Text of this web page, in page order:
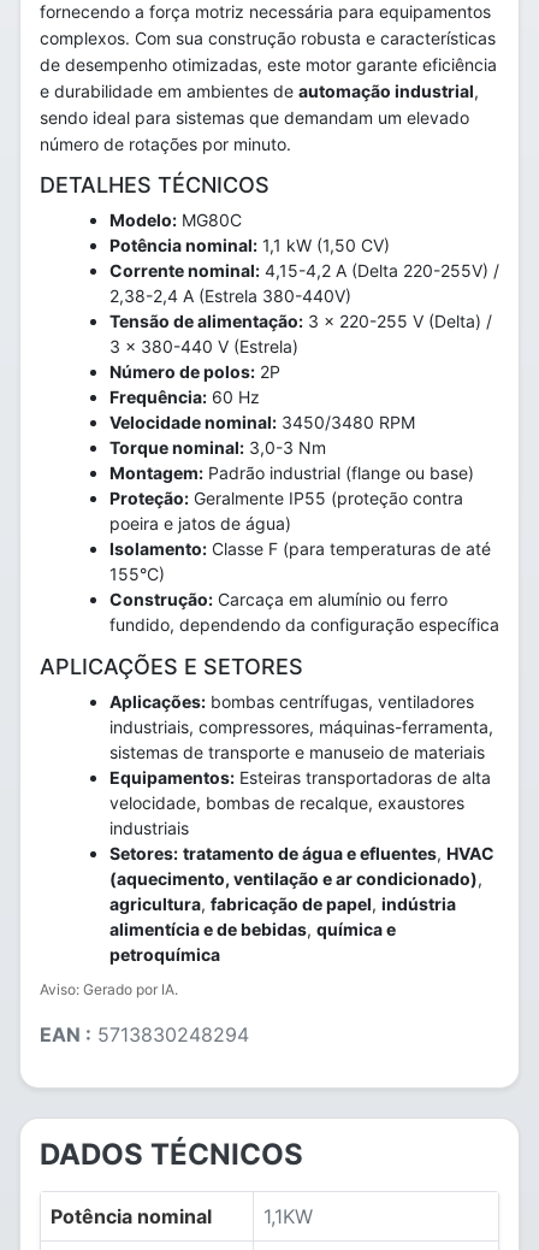
fornecendo a força motriz necessária para equipamentos
complexos. Com sua construção robusta e características
de desempenho otimizadas, este motor garante eficiência
e durabilidade em ambientes de automação industrial,
sendo ideal para sistemas que demandam um elevado
número de rotações por minuto.
DETALHES TÉCNICOS
Modelo: MG80C
Potência nominal: 1,1 kW (1,50 CV)
Corrente nominal: 4,15-4,2 A (Delta 220-255V) /
2,38-2,4 A (Estrela 380-440V)
Tensão de alimentação: 3 x 220-255 V (Delta) /
3 x 380-440 V (Estrela)
Número de polos: 2P
Frequência: 60 Hz
Velocidade nominal: 3450/3480 RPM
Torque nominal: 3,0-3 Nm
Montagem: Padrão industrial (flange ou base)
Proteção: Geralmente IP55 (proteção contra
poeira e jatos de água)
Isolamento: Classe F (para temperaturas de até
155°C)
Construção: Carcaça em alumínio ou ferro
fundido, dependendo da configuração específica
APLICAÇÕES E SETORES
Aplicações: bombas centrífugas, ventiladores
industriais, compressores, máquinas-ferramenta,
sistemas de transporte e manuseio de materiais
Equipamentos: Esteiras transportadoras de alta
velocidade, bombas de recalque, exaustores
industriais
Setores: tratamento de água e efluentes, HVAC
(aquecimento, ventilação e ar condicionado),
agricultura, fabricação de papel, indústria
alimentícia e de bebidas, química e
petroquímica
Aviso: Gerado por IA.
EAN : 5713830248294
DADOS TÉCNICOS
Potência nominal 1,1KW